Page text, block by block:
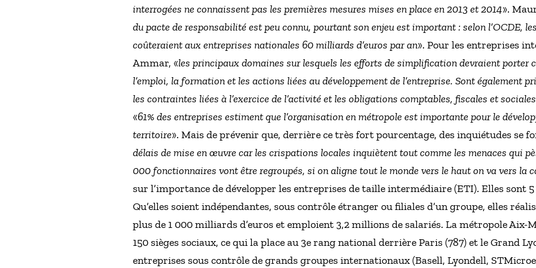
interrogées ne connaissent pas les premières mesures mises en place en 2013 et 2014».
du pacte de responsabilité est peu connu, pourtant son enjeu est important : selon l’OCDE,
coûteraient aux entreprises nationales 60 milliards d’euros par an». Pour les entreprises
Ammar, «les principaux domaines sur lesquels les efforts de simplification devraient porter
l’emploi, la formation et les actions liées au développement de l’entreprise. Sont également
les contraintes liées à l’exercice de l’activité et les obligations comptables, fiscales et sociales
«61% des entreprises estiment que l’organisation en métropole est importante pour le
territoire». Mais de prévenir que, derrière ce très fort pourcentage, des inquiétudes se
délais de mise en œuvre car les crispations locales inquiètent tout comme les menaces qui
000 fonctionnaires vont être regroupés, si on aligne tout le monde vers le haut on va vers la
sur l’importance de développer les entreprises de taille intermédiaire (ETI). Elles sont
Qu’elles soient indépendantes, sous contrôle étranger ou filiales d’un groupe, elles
plus de 1 000 milliards d’euros et emploient 3,2 millions de salariés. La métropole Aix-
150 sièges sociaux, ce qui la place au 3e rang national derrière Paris (787) et le Grand
entreprises sous contrôle de grands groupes internationaux (Basell, Lyondell,